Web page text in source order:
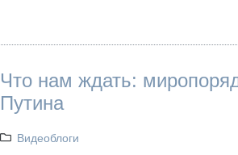
Что нам ждать:
Путина
Видеоблоги